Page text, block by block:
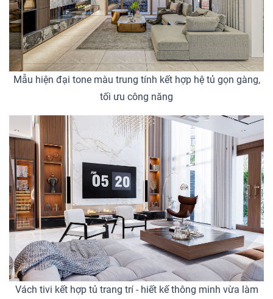
Mẫu hiện đại tone màu trung tính kết hợp hệ tủ gọn gàng,
tối ưu công năng
Vách tivi kết hợp tủ trang trí - hiết kế thông minh vừa làm